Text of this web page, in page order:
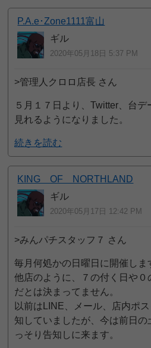
P.A.e･Zone1111富山
ギル
2020年05月18日 5:37 PM
>管理人クロロ店長 さん
５月１７日より、Twitter、台
見れるようになりました。
続きを読む
KING OF NORTHLAND
ギル
2020年05月17日 12:42 PM
>みんパチスタッフ７ さん
毎月何処かの日曜日に開催しま
他店のように、７の付く日や０
だとは決まってません。
以前はLINE、メール、店内ポ
知していましたが、今は前日の
っそり告知しに来ます。